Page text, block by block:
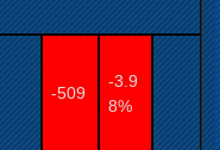
-509
-3.9
8%